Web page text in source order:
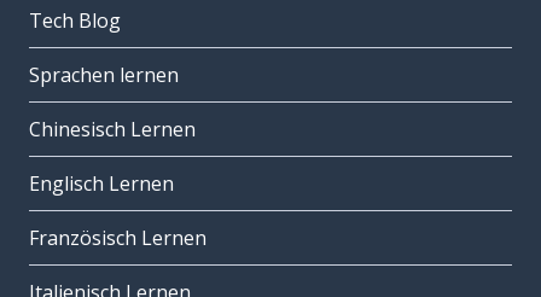
Tech Blog
Sprachen lernen
Chinesisch Lernen
Englisch Lernen
Französisch Lernen